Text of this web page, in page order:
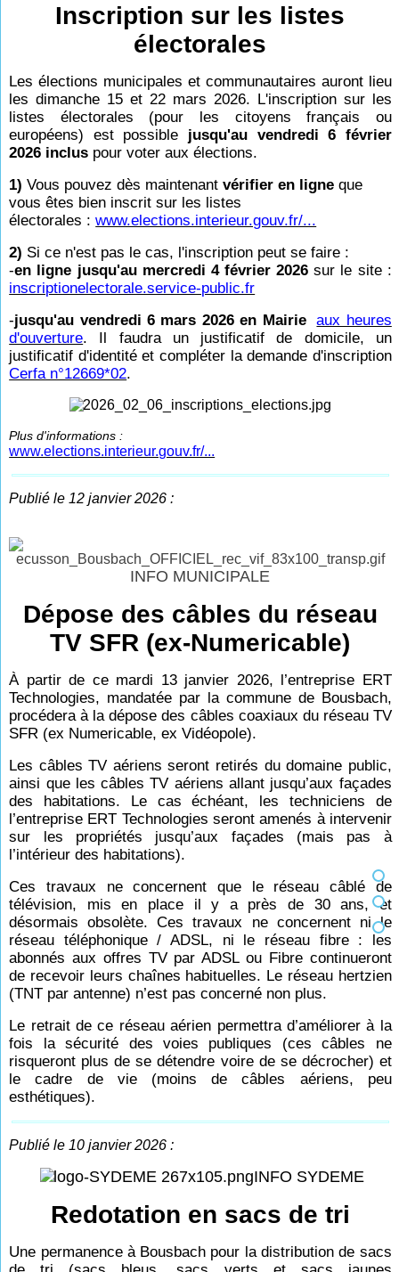
Inscription sur les listes
électorales
Les élections municipales et communautaires auront lieu
les dimanche 15 et 22 mars 2026. L'inscription sur les
listes électorales (pour les citoyens français ou
européens) est possible jusqu'au vendredi 6 février
2026 inclus pour voter aux élections.
1)Vous pouvez dès maintenantvérifier en ligne que
vous êtes bien inscrit sur les listes
électorales :www.elections.interieur.gouv.fr/...
2) Si ce n'est pas le cas, l'inscription peut se faire :
-en ligne jusqu'au mercredi 4 février 2026 sur le site :
inscriptionelectorale.service-public.fr
-jusqu'au vendredi 6 mars 2026 en Mairie
aux heures
d'ouverture. Il faudra un justificatif de domicile, un
justificatif d'identité et compléter la demande d'inscription
Cerfa n°12669*02.
Plus d'informations :
www.elections.interieur.gouv.fr/...
Publié le 12 janvier 2026 :
INFO MUNICIPALE
Dépose des câbles du réseau
TV SFR (ex-Numericable)
À partir de ce mardi 13 janvier 2026, l’entreprise ERT
Technologies, mandatée par la commune de Bousbach,
procédera à la dépose des câbles coaxiaux du réseau TV
SFR (ex Numericable, ex Vidéopole).
Les câbles TV aériens seront retirés du domaine public,
ainsi que les câbles TV aériens allant jusqu’aux façades
des habitations. Le cas échéant, les techniciens de
l’entreprise ERT Technologies seront amenés à intervenir
sur les propriétés jusqu’aux façades (mais pas à
l’intérieur des habitations).
Ces travaux ne concernent que le réseau câblé de
télévision, mis en place il y a près de 30 ans, et
désormais obsolète. Ces travaux ne concernent ni le
réseau téléphonique / ADSL, ni le réseau fibre : les
abonnés aux offres TV par ADSL ou Fibre continueront
de recevoir leurs chaînes habituelles. Le réseau hertzien
(TNT par antenne) n’est pas concerné non plus.
Le retrait de ce réseau aérien permettra d’améliorer à la
fois la sécurité des voies publiques (ces câbles ne
risqueront plus de se détendre voire de se décrocher) et
le cadre de vie (moins de câbles aériens, peu
esthétiques).
Publié le 10 janvier 2026 :
INFO SYDEME
Redotation en sacs de tri
Une permanence à Bousbach pour la distribution de sacs